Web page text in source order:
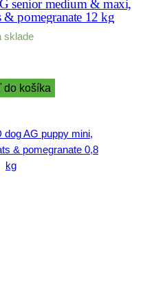
senior medium & maxi,
& pomegranate 12 kg
sklade
do košíka